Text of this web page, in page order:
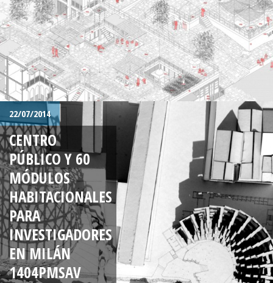
22/07/2014
CENTRO
PÚBLICO Y 60
MÓDULOS
HABITACIONALES
PARA
INVESTIGADORES
EN MILÁN
1404PMSAV